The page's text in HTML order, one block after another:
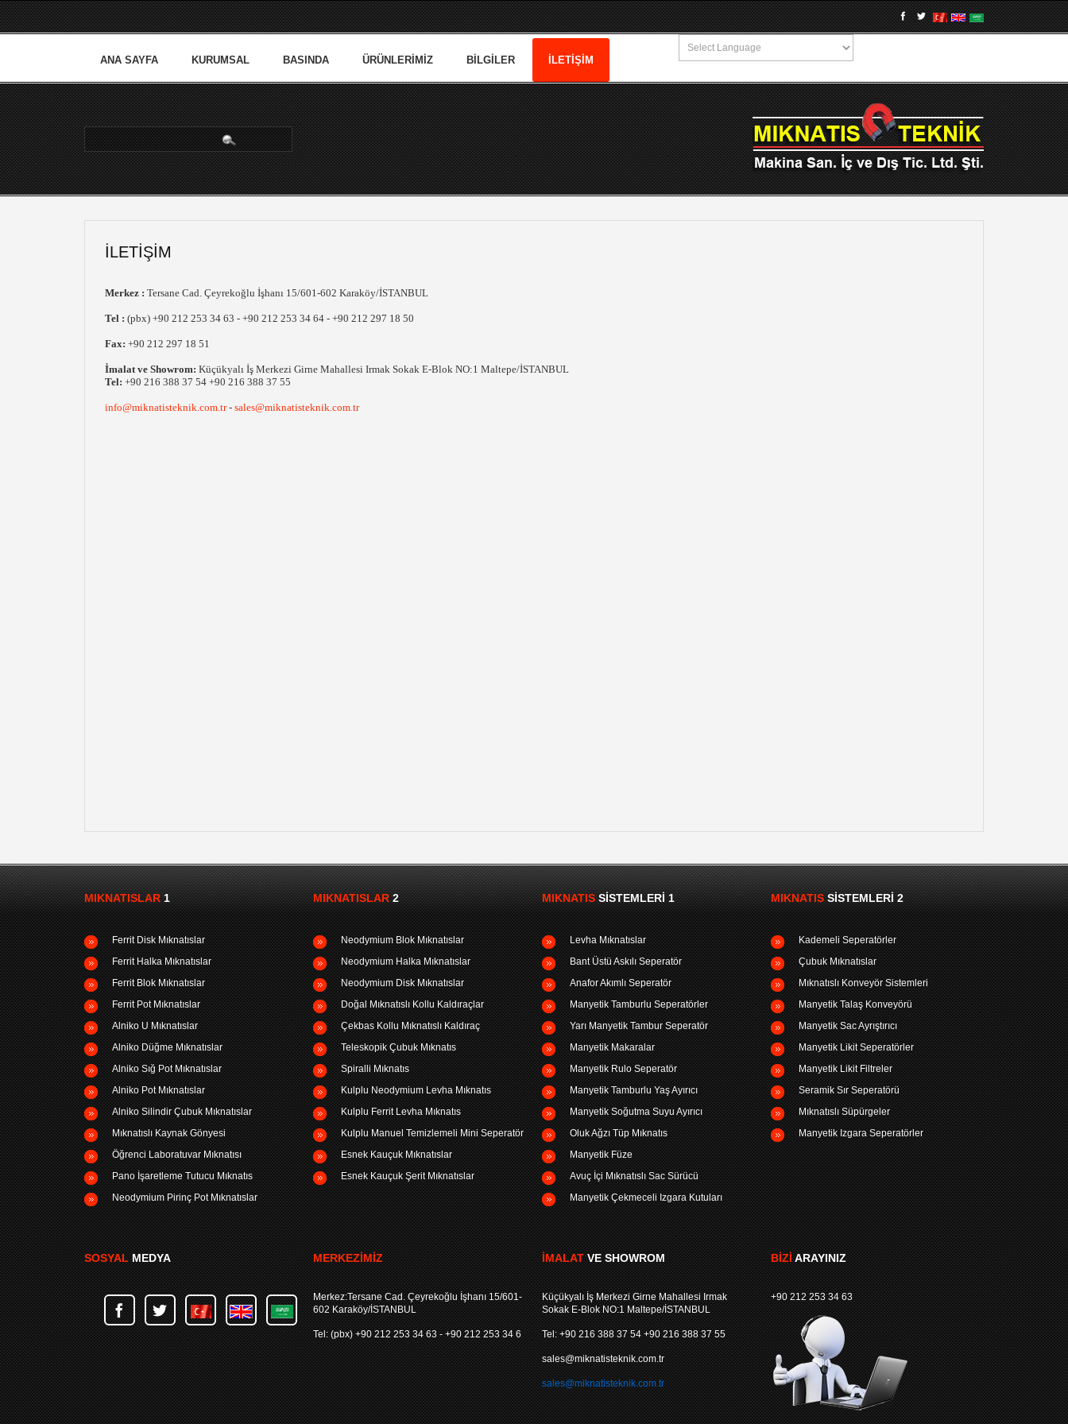
ANA SAYFA KURUMSAL BASINDA ÜRÜNLERIMIZ BILGILER İLETIŞIM
arama...
İLETIŞIM
Merkez : Tersane Cad. Çeyrekoğlu İşhanı 15/601-602 Karaköy/İSTANBUL
Tel : (pbx) +90 212 253 34 63 - +90 212 253 34 64 - +90 212 297 18 50
Fax: +90 212 297 18 51
İmalat ve Showrom: Küçükyalı İş Merkezi Girne Mahallesi Irmak Sokak E-Blok NO:1 Maltepe/İSTANBUL
Tel: +90 216 388 37 54 +90 216 388 37 55
info@miknatisteknik.com.tr- sales@miknatisteknik.com.tr
MIKNATISLAR1
Ferrit Disk Mıknatıslar
Ferrit Halka Mıknatıslar
Ferrit Blok Mıknatıslar
Ferrit Pot Mıknatıslar
Alniko U Mıknatıslar
Alniko Düğme Mıknatıslar
Alniko Sığ Pot Mıknatıslar
Alniko Pot Mıknatıslar
Alniko Silindir Çubuk Mıknatıslar
Mıknatıslı Kaynak Gönyesi
Öğrenci Laboratuvar Mıknatısı
Pano İşaretleme Tutucu Mıknatıs
Neodymium Pirinç Pot Mıknatıslar
MIKNATISLAR2
Neodymium Blok Mıknatıslar
Neodymium Halka Mıknatıslar
Neodymium Disk Mıknatıslar
Doğal Mıknatıslı Kollu Kaldıraçlar
Çekbas Kollu Mıknatıslı Kaldıraç
Teleskopik Çubuk Mıknatıs
Spiralli Mıknatıs
Kulplu Neodymium Levha Mıknatıs
Kulplu Ferrit Levha Mıknatıs
Kulplu Manuel Temizlemeli Mini Seperatör
Esnek Kauçuk Mıknatıslar
Esnek Kauçuk Şerit Mıknatıslar
MIKNATISSISTEMLERI 1
Levha Mıknatıslar
Bant Üstü Askılı Seperatör
Anafor Akımlı Seperatör
Manyetik Tamburlu Seperatörler
Yarı Manyetik Tambur Seperatör
Manyetik Makaralar
Manyetik Rulo Seperatör
Manyetik Tamburlu Yaş Ayırıcı
Manyetik Soğutma Suyu Ayırıcı
Oluk Ağzı Tüp Mıknatıs
Manyetik Füze
Avuç İçi Mıknatıslı Sac Sürücü
Manyetik Çekmeceli Izgara Kutuları
MIKNATISSISTEMLERI 2
Kademeli Seperatörler
Çubuk Mıknatıslar
Mıknatıslı Konveyör Sistemleri
Manyetik Talaş Konveyörü
Manyetik Sac Ayrıştırıcı
Manyetik Likit Seperatörler
Manyetik Likit Filtreler
Seramik Sır Seperatörü
Mıknatıslı Süpürgeler
Manyetik Izgara Seperatörler
SOSYALMEDYA MERKEZIMIZ
Merkez:Tersane Cad. Çeyrekoğlu İşhanı 15/601-
602 Karaköy/İSTANBUL
Tel: (pbx) +90 212 253 34 63 - +90 212 253 34 6
İMALATVE SHOWROM
Küçükyalı İş Merkezi Girne Mahallesi Irmak
Sokak E-Blok NO:1 Maltepe/İSTANBUL
Tel: +90 216 388 37 54 +90 216 388 37 55
sales@miknatisteknik.com.tr
sales@miknatisteknik.com.tr
BIZIARAYINIZ
+90 212 253 34 63